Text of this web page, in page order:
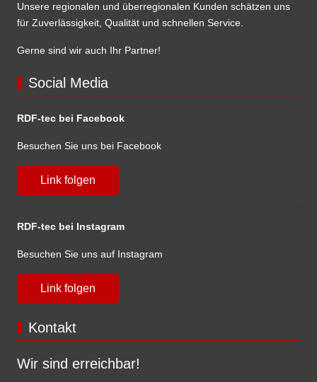
Unsere regionalen und überregionalen Kunden schätzen uns
für Zuverlässigkeit, Qualität und schnellen Service.
Gerne sind wir auch Ihr Partner!
Social Media
RDF-tec bei Facebook
Besuchen Sie uns bei Facebook
Link folgen
RDF-tec bei Instagram
Besuchen Sie uns auf Instagram
Link folgen
Kontakt
Wir sind erreichbar!